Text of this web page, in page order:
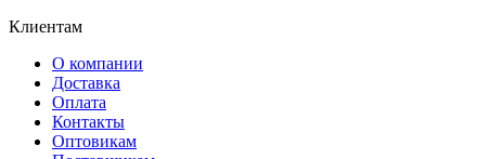
Клиентам
О компании
Доставка
Оплата
Контакты
Оптовикам